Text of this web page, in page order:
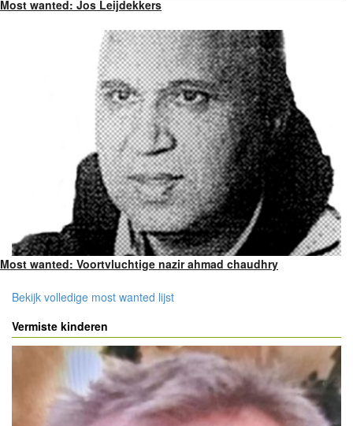
Most wanted: Jos Leijdekkers
Most wanted: Voortvluchtige nazir ahmad chaudhry
Bekijk volledige most wanted lijst
Vermiste kinderen